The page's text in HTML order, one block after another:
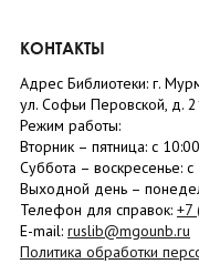
КОНТАКТЫ
Адрес Библиотеки: г.
ул. Софьи Перовской, д.
Режим работы:
Вторник – пятница: с
Суббота – воскресенье:
Выходной день –
Телефон для справок: +7
E-mail: ruslib@mgounb.ru
Политика обработки